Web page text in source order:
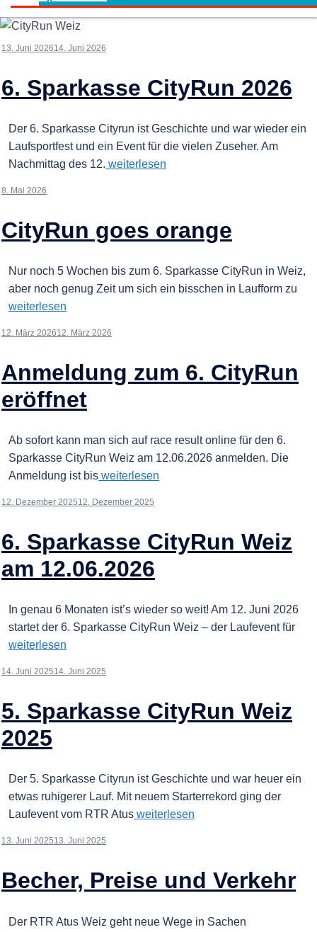
13. Juni 202614. Juni 2026
6. Sparkasse CityRun 2026
Der 6. Sparkasse Cityrun ist Geschichte und war wieder ein
Laufsportfest und ein Event für die vielen Zuseher. Am
Nachmittag des 12. weiterlesen
8. Mai 2026
CityRun goes orange
Nur noch 5 Wochen bis zum 6. Sparkasse CityRun in Weiz,
aber noch genug Zeit um sich ein bisschen in Laufform zu
weiterlesen
12. März 202612. März 2026
Anmeldung zum 6. CityRun
eröffnet
Ab sofort kann man sich auf race result online für den 6.
Sparkasse CityRun Weiz am 12.06.2026 anmelden. Die
Anmeldung ist bis weiterlesen
12. Dezember 202512. Dezember 2025
6. Sparkasse CityRun Weiz
am 12.06.2026
In genau 6 Monaten ist’s wieder so weit! Am 12. Juni 2026
startet der 6. Sparkasse CityRun Weiz – der Laufevent für
weiterlesen
14. Juni 202514. Juni 2025
5. Sparkasse CityRun Weiz
2025
Der 5. Sparkasse Cityrun ist Geschichte und war heuer ein
etwas ruhigerer Lauf. Mit neuem Starterrekord ging der
Laufevent vom RTR Atus weiterlesen
13. Juni 202513. Juni 2025
Becher, Preise und Verkehr
Der RTR Atus Weiz geht neue Wege in Sachen